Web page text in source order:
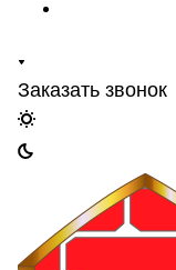
Заказать звонок